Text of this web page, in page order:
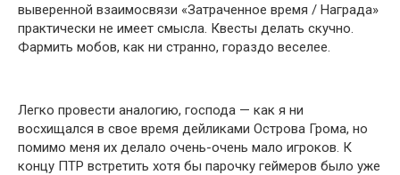
выверенной взаимосвязи «Затраченное время / Награда»
практически не имеет смысла. Квесты делать скучно.
Фармить мобов, как ни странно, гораздо веселее.
Легко провести аналогию, господа — как я ни
восхищался в свое время дейликами Острова Грома, но
помимо меня их делало очень-очень мало игроков. К
концу ПТР встретить хотя бы парочку геймеров было уже